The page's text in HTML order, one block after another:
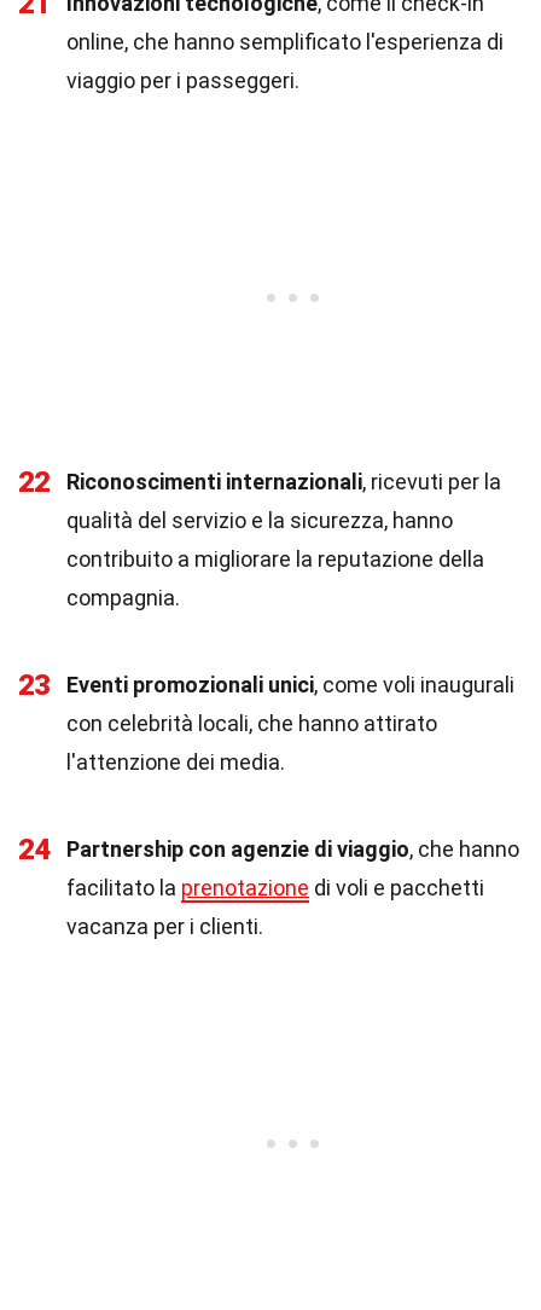
online, che hanno semplificato l'esperienza di
viaggio per i passeggeri.
22 Riconoscimenti internazionali, ricevuti per la
qualità del servizio e la sicurezza, hanno
contribuito a migliorare la reputazione della
compagnia.
23 Eventi promozionali unici, come voli inaugurali
con celebrità locali, che hanno attirato
l'attenzione dei media.
24 Partnership con agenzie di viaggio, che hanno
facilitato la prenotazione di voli e pacchetti
vacanza per i clienti.